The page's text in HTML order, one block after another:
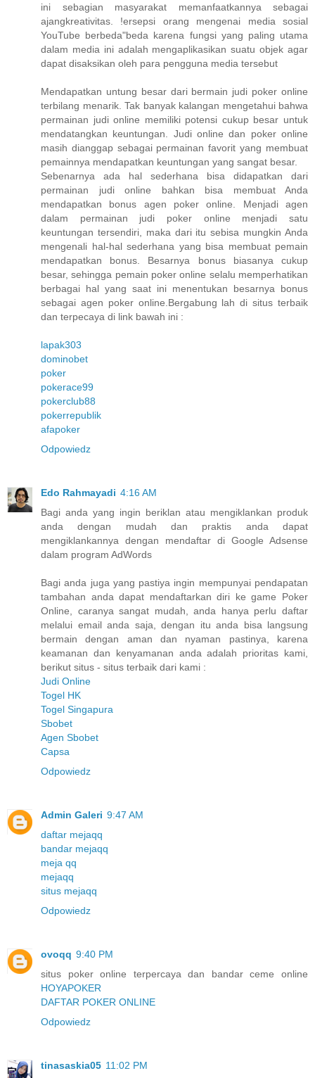
ini sebagian masyarakat memanfaatkannya sebagai
ajangkreativitas. !ersepsi orang mengenai media sosial
YouTube berbeda"beda karena fungsi yang paling utama
dalam media ini adalah mengaplikasikan suatu objek agar
dapat disaksikan oleh para pengguna media tersebut
Mendapatkan untung besar dari bermain judi poker online
terbilang menarik. Tak banyak kalangan mengetahui bahwa
permainan judi online memiliki potensi cukup besar untuk
mendatangkan keuntungan. Judi online dan poker online
masih dianggap sebagai permainan favorit yang membuat
pemainnya mendapatkan keuntungan yang sangat besar.
Sebenarnya ada hal sederhana bisa didapatkan dari
permainan judi online bahkan bisa membuat Anda
mendapatkan bonus agen poker online. Menjadi agen
dalam permainan judi poker online menjadi satu
keuntungan tersendiri, maka dari itu sebisa mungkin Anda
mengenali hal-hal sederhana yang bisa membuat pemain
mendapatkan bonus. Besarnya bonus biasanya cukup
besar, sehingga pemain poker online selalu memperhatikan
berbagai hal yang saat ini menentukan besarnya bonus
sebagai agen poker online.Bergabung lah di situs terbaik
dan terpecaya di link bawah ini :
lapak303
dominobet
poker
pokerace99
pokerclub88
pokerrepublik
afapoker
Odpowiedz
Edo Rahmayadi 4:16 AM
Bagi anda yang ingin beriklan atau mengiklankan produk
anda dengan mudah dan praktis anda dapat
mengiklankannya dengan mendaftar di Google Adsense
dalam program AdWords
Bagi anda juga yang pastiya ingin mempunyai pendapatan
tambahan anda dapat mendaftarkan diri ke game Poker
Online, caranya sangat mudah, anda hanya perlu daftar
melalui email anda saja, dengan itu anda bisa langsung
bermain dengan aman dan nyaman pastinya, karena
keamanan dan kenyamanan anda adalah prioritas kami,
berikut situs - situs terbaik dari kami :
Judi Online
Togel HK
Togel Singapura
Sbobet
Agen Sbobet
Capsa
Odpowiedz
Admin Galeri 9:47 AM
daftar mejaqq
bandar mejaqq
meja qq
mejaqq
situs mejaqq
Odpowiedz
ovoqq 9:40 PM
situs poker online terpercaya dan bandar ceme online
HOYAPOKER
DAFTAR POKER ONLINE
Odpowiedz
tinasaskia05 11:02 PM